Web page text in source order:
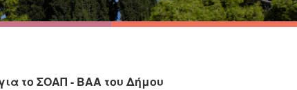
το ΣΟΑΠ - ΒΑΑ του Δήμου